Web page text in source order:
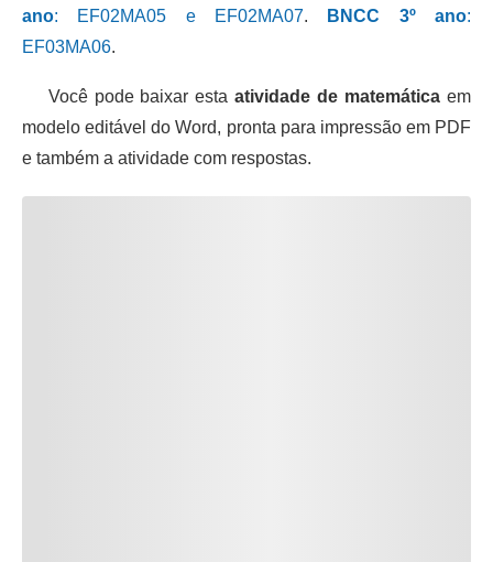
ano: EF02MA05 e EF02MA07. BNCC 3º ano:
EF03MA06.
Você pode baixar estaatividade de matemática em
modelo editável do Word, pronta para impressão em PDF
e também a atividade com respostas.